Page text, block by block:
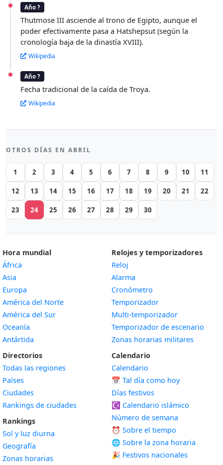
Año ?
Thutmose III asciende al trono de Egipto, aunque el
poder efectivamente pasa a Hatshepsut (según la
cronología baja de la dinastía XVIII).
Wikipedia
Año ?
Fecha tradicional de la caída de Troya.
Wikipedia
OTROS DÍAS EN ABRIL
1 2 3 4 5 6 7 8 9 10 11
12 13 14 15 16 17 18 19 20 21 22
23 24 25 26 27 28 29 30
Hora mundial
África
Asia
Europa
América del Norte
América del Sur
Oceanía
Antártida
Directorios
Todas las regiones
Países
Ciudades
Rankings de ciudades
Rankings
Sol y luz diurna
Geografía
Zonas horarias
Relojes y temporizadores
Reloj
Alarma
Cronómetro
Temporizador
Multi-temporizador
Temporizador de escenario
Zonas horarias militares
Calendario
Calendario
📅 Tal día como hoy
Días festivos
☪️ Calendario islámico
Número de semana
⏰ Sobre el tiempo
🌐 Sobre la zona horaria
🎉 Festivos nacionales